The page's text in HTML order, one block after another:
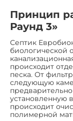
Принцип
Раунд 3»
Септик
биологической
происходит
песка. От
следующую
установленную
происходит
полимерной